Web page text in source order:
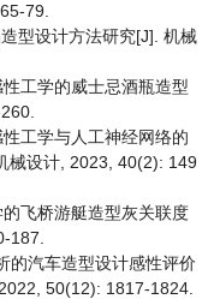
79.
型设计方法研究[J]. 机械
工学的威士忌酒瓶造型
工学与人工神经网络的
械设计, 2023, 40(2): 149
飞桥游艇造型灰关联度
187.
的汽车造型设计感性评价
50(12): 1817-1824.